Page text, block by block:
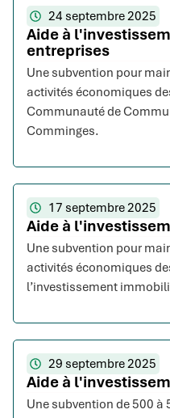
24 septembre 2025
Aide à
entreprises
Une subvention pour
activités économiques
Communauté de
Comminges.
17 septembre 2025
Aide à
Une subvention pour
activités économiques
l’investissement
29 septembre 2025
Aide à
Une subvention de 500